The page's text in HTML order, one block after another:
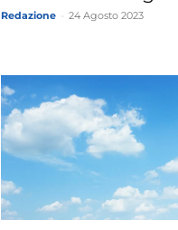
Redazione 24 Agosto 2023